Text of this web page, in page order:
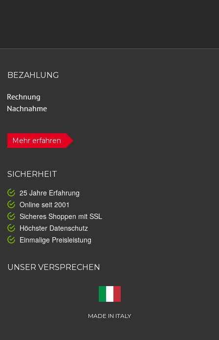
BEZAHLUNG
Mehr erfahren
SICHERHEIT
25 Jahre Erfahrung
Online seit 2001
Sicheres Shoppen mit SSL
Höchster Datenschutz
Einmalige Preisleistung
UNSER VERSPRECHEN
MADE IN ITALY